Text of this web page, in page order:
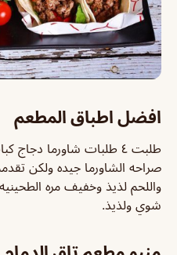
افضل اطباق المطعم
طلبت ٤ طلبات شاورما
صراحه الشاورما جيده ولكن
واللحم لذيذ وخفيف مره
شوي ولذيذ.